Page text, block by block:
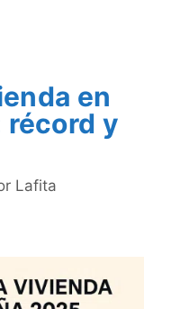
en
récord y
Lafita